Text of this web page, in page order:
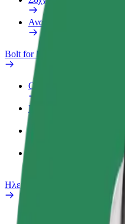
Αναφορά οχήματος
Bolt for Business
Οφέλη
Προφίλ Εργασίας
Bolt food για επιχειρήσεις
Ηλεκτρικά ποδήλατα